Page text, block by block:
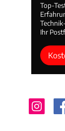
Top-
Ihr